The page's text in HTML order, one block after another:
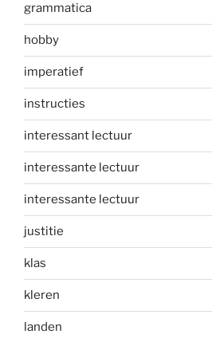
grammatica
hobby
imperatief
instructies
interessant lectuur
interessante lectuur
interessante lectuur
justitie
klas
kleren
landen